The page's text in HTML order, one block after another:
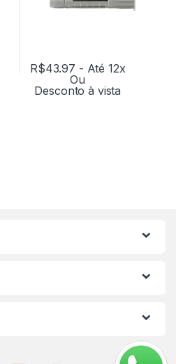
R$43.97 - Até 12x
Ou
Desconto à vista